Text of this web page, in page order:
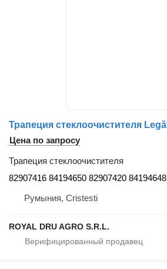
Цена по запросу
Трапеция стеклоочистителя
82907416 84194650 82907420 84194648
Румыния, Cristesti
ROYAL DRU AGRO S.R.L.